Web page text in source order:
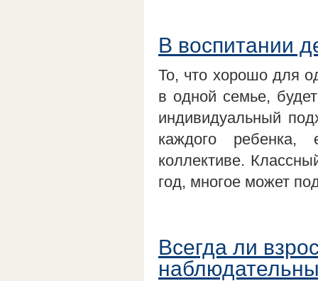
В воспитании
То, что хорошо для
в одной семье,
индивидуальный
каждого ребенка,
коллективе.
год, многое может
Всегда ли